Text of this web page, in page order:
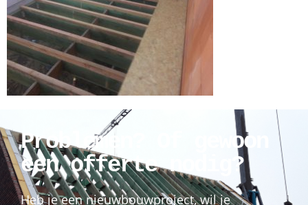
Problemen? Of gewoon
een offerte nodig?
Heb je een nieuwbouwproject, wil je